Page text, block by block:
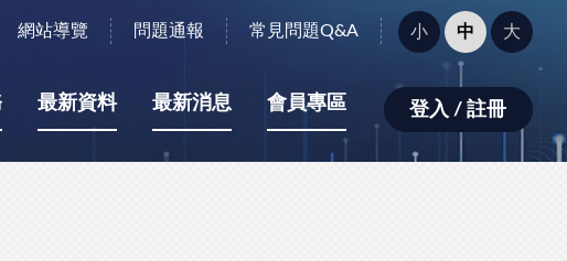
網站導覽 問題通報 常見問題Q&A
字
型
小：
小 中 大
最新資料 最新消息 會員專區 登入 / 註冊